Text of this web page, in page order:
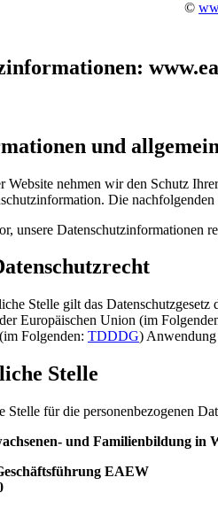
©
und
Website nehmen wir den Schutz
Die
unsere Datenschutzinformationen
Stelle gilt das
Europäischen Union (im
Folgenden: TDDDG)
Stelle
für die personenbezogenen
und Familienbildung in
EAEW